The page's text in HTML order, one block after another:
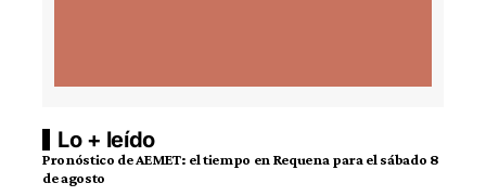
Lo + leído
Pronóstico de AEMET: el tiempo en Requena para el sábado 8
de agosto